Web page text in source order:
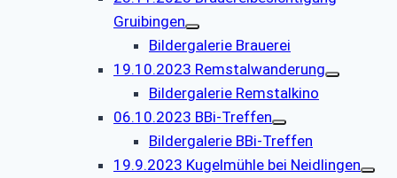
Gruibingen
Bildergalerie Brauerei
19.10.2023 Remstalwanderung
Bildergalerie Remstalkino
06.10.2023 BBi-Treffen
Bildergalerie BBi-Treffen
19.9.2023 Kugelmühle bei Neidlingen